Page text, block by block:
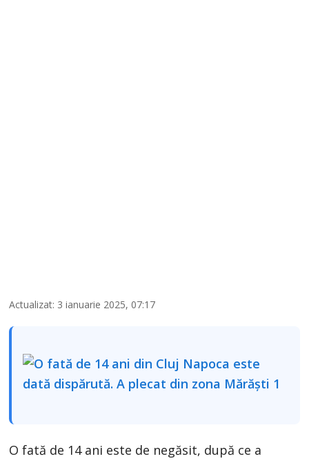
Actualizat: 3 ianuarie 2025, 07:17
O fată de 14 ani este de negăsit, după ce a